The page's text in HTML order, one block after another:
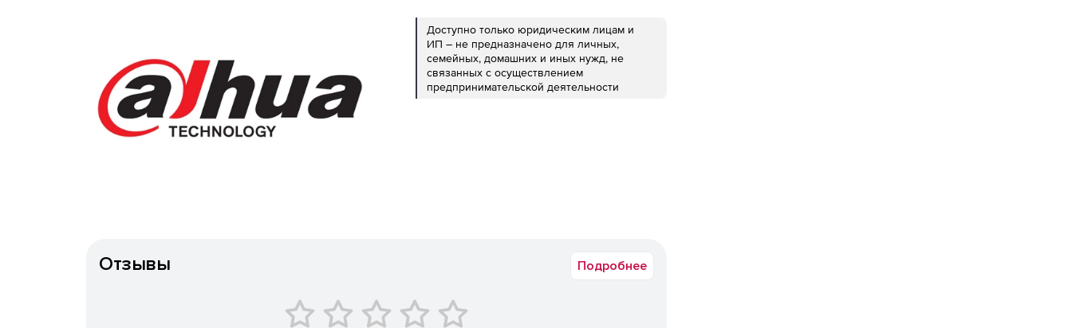
Доступно только юридическим лицам и
ИП – не предназначено для личных,
семейных, домашних и иных нужд, не
связанных с осуществлением
предпринимательской деятельности
Отзывы Подробнее